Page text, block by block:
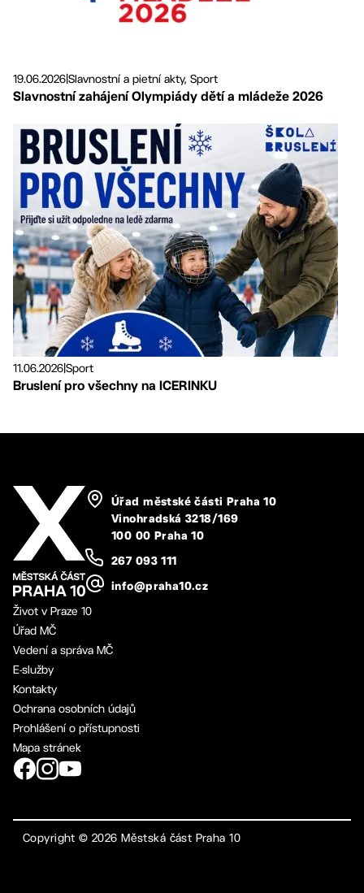
19.06.2026Slavnostní a pietní akty, Sport
Slavnostní zahájení Olympiády dětí a mládeže 2026
11.06.2026Sport
Bruslení pro všechny na ICERINKU
Úřad městské části Praha 10
Vinohradská 3218/169
100 00 Praha 10
267 093 111
info@praha10.cz
Život v Praze 10
Úřad MČ
Vedení a správa MČ
E-služby
Kontakty
Ochrana osobních údajů
Prohlášení o přístupnosti
Mapa stránek
Copyright ©2026 Městská část Praha 10